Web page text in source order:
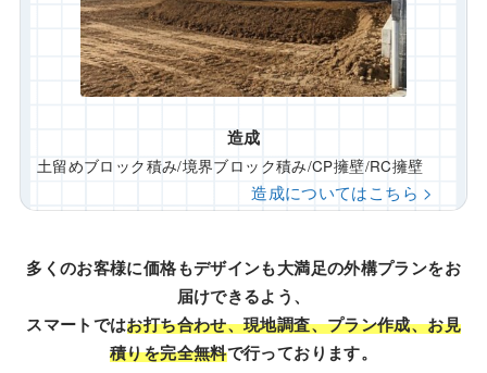
造成
土留めブロック積み/境界ブロック積み/CP擁壁/RC擁壁
造成についてはこちら >
多くのお客様に価格もデザインも大満足の外構プランをお
届けできるよう、
スマートではお打ち合わせ、現地調査、プラン作成、お見
積りを完全無料で行っております。